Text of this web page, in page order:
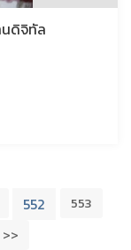
ดิจิทัล
552 553
>>